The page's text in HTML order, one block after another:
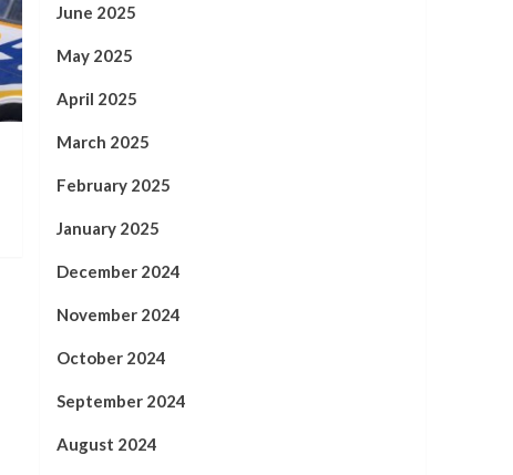
June 2025
May 2025
April 2025
March 2025
February 2025
January 2025
December 2024
November 2024
October 2024
September 2024
August 2024